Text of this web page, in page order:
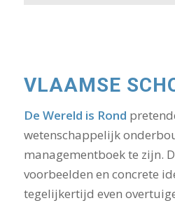
VLAAMSE
De Wereld is Rond
wetenschappelijk
managementboek te zijn.
voorbeelden en concrete
tegelijkertijd even